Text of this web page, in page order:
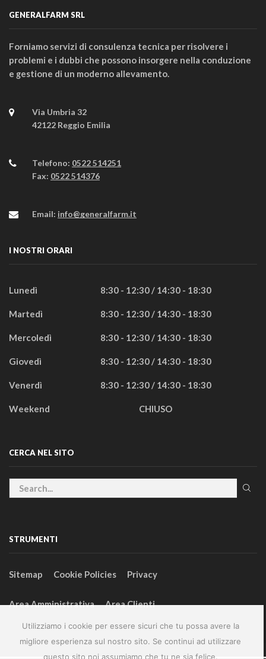
Utilizziamo i cookie per essere sicuri che tu possa avere la
migliore esperienza sul nostro sito. Se continui ad utilizzare
questo sito noi assumiamo che tu ne sia felice.
GENERALFARM SRL
Forniamo servizi di consulenza tecnica per risolvere i
problemi e i dubbi che possono insorgere nella conduzione
e gestione di un moderno allevamento.
Via Umbria 32
42122 Reggio Emilia
Telefono: 0522 514251
Fax: 0522 514376
Email: info@generalfarm.it
I NOSTRI ORARI
Lunedì 8:30 - 12:30 / 14:30 - 18:30
Martedì 8:30 - 12:30 / 14:30 - 18:30
Mercoledì 8:30 - 12:30 / 14:30 - 18:30
Giovedì 8:30 - 12:30 / 14:30 - 18:30
Venerdì 8:30 - 12:30 / 14:30 - 18:30
Weekend CHIUSO
CERCA NEL SITO
STRUMENTI
Sitemap Cookie Policies Privacy
Area Amministrativa Area Clienti